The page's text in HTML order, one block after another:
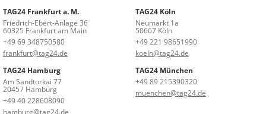
TAG24 Frankfurt a. M.
Friedrich-Ebert-Anlage 36
60325 Frankfurt am Main
+49 69 348750580
frankfurt@tag24.de
TAG24 Köln
Neumarkt 1a
50667 Köln
+49 221 98651990
koeln@tag24.de
TAG24 Hamburg
Am Sandtorkai 77
20457 Hamburg
+49 40 228608090
hamburg@tag24.de
TAG24 München
+49 89 215390320
muenchen@tag24.de